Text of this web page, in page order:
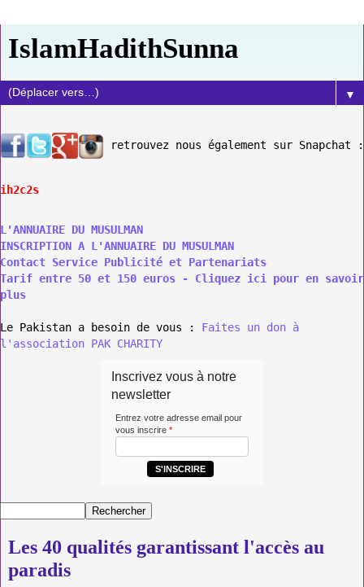
IslamHadithSunna
▼
retrouvez nous également sur Snapchat :
ih2c2s
L'ANNUAIRE DU MUSULMAN
INSCRIPTION A L'ANNUAIRE DU MUSULMAN
Contact Service Publicité et Partenariats
Tarif entre 50 et 150 euros - Cliquez ici pour en savoir
plus
Le Pakistan a besoin de vous : Faites un don à
l'association PAK CHARITY
Inscrivez vous à notre
newsletter
Entrez votre adresse email pour
vous inscrire *
S'INSCRIRE
Les 40 qualités garantissant l'accès au
paradis